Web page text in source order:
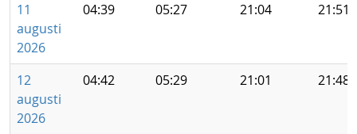
11
augusti
2026
04:39 05:27 21:04 21:51
12
augusti
2026
04:42 05:29 21:01 21:48